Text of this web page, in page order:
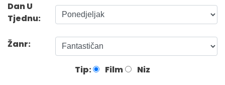
Dan U
Tjednu:
Žanr:
Tip: Film Niz